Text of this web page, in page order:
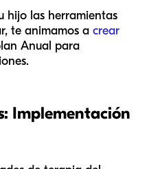
hijo las herramientas
te animamos a crear
Anual para
Implementación